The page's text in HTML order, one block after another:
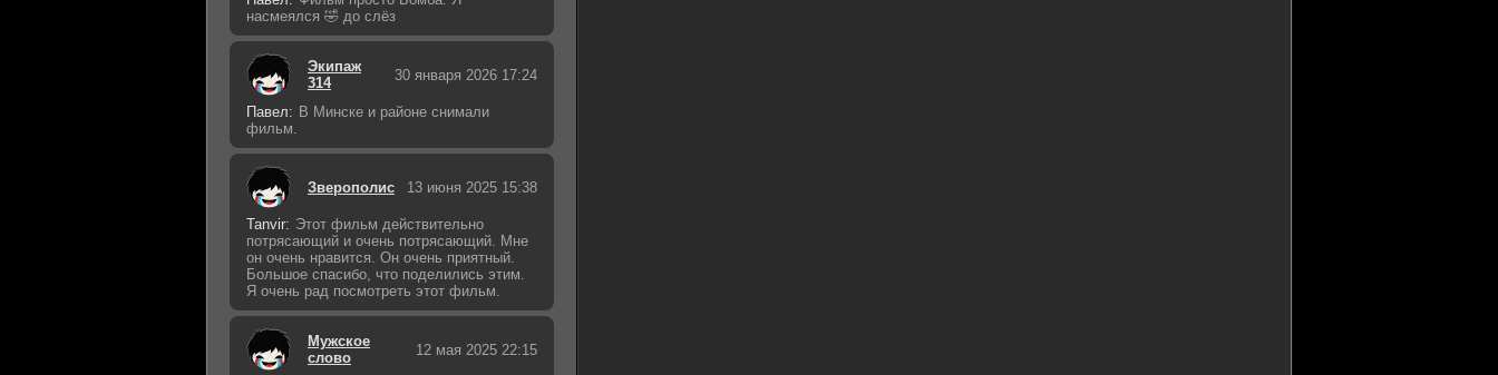
насмеялся 🤣 до слёз
Экипаж
314
30 января 2026 17:24
Павел: В Минске и районе снимали
фильм.
Зверополис 13 июня 2025 15:38
Tanvir: Этот фильм действительно
потрясающий и очень потрясающий. Мне
он очень нравится. Он очень приятный.
Большое спасибо, что поделились этим.
Я очень рад посмотреть этот фильм.
Мужское
слово
12 мая 2025 22:15